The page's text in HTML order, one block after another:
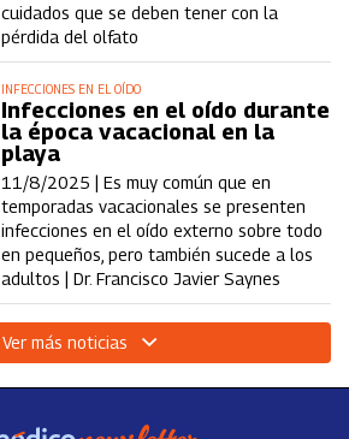
cuidados que se deben tener con la
pérdida del olfato
INFECCIONES EN EL OÍDO
Infecciones en el oído durante
la época vacacional en la
playa
11/8/2025 |Es muy común que en
temporadas vacacionales se presenten
infecciones en el oído externo sobre todo
en pequeños, pero también sucede a los
adultos | Dr. Francisco Javier Saynes
Ver más noticias